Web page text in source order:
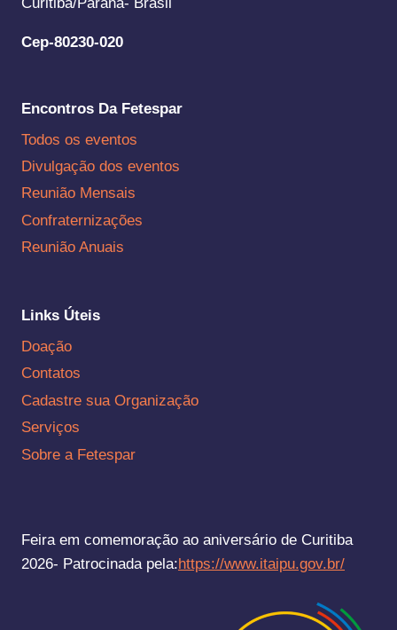
Cep-80230-020
Encontros Da Fetespar
Todos os eventos
Divulgação dos eventos
Reunião Mensais
Confraternizações
Reunião Anuais
Links Úteis
Doação
Contatos
Cadastre sua Organização
Serviços
Sobre a Fetespar
Feira em comemoração ao aniversário de Curitiba
2026- Patrocinada pela:https://www.itaipu.gov.br/